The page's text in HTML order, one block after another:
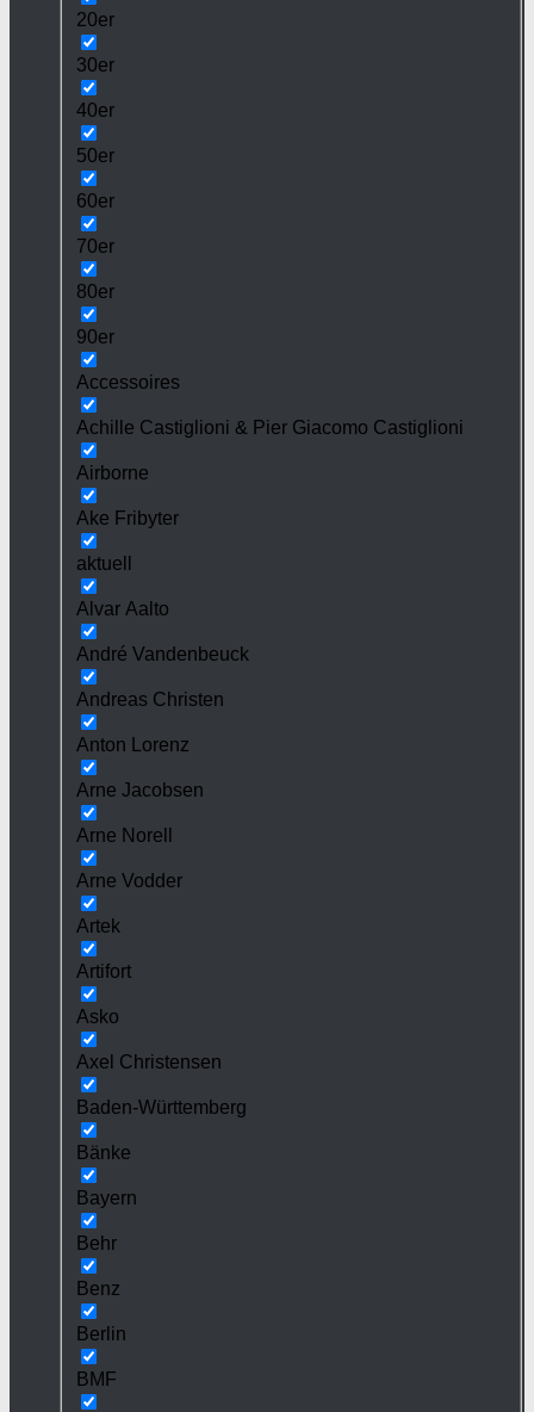
20er
30er
40er
50er
60er
70er
80er
90er
Accessoires
Achille Castiglioni & Pier Giacomo Castiglioni
Airborne
Ake Fribyter
aktuell
Alvar Aalto
André Vandenbeuck
Andreas Christen
Anton Lorenz
Arne Jacobsen
Arne Norell
Arne Vodder
Artek
Artifort
Asko
Axel Christensen
Baden-Württemberg
Bänke
Bayern
Behr
Benz
Berlin
BMF